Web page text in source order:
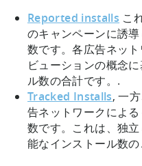
Reported installs こ
のキャンペーンに誘
数です。各広告ネッ
ビューションの概念
ル数の合計です。.
Tracked Installs, 一
告ネットワークによ
数です。これは、独
能なインストール数